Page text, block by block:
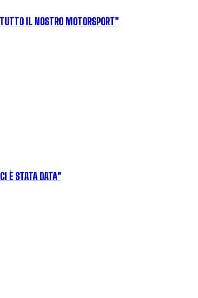
IL NOSTRO MOTORSPORT"
È STATA DATA"